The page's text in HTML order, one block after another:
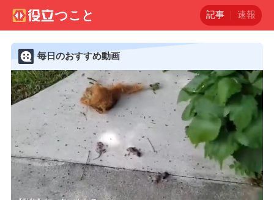
記事 速報
毎日のおすすめ動画